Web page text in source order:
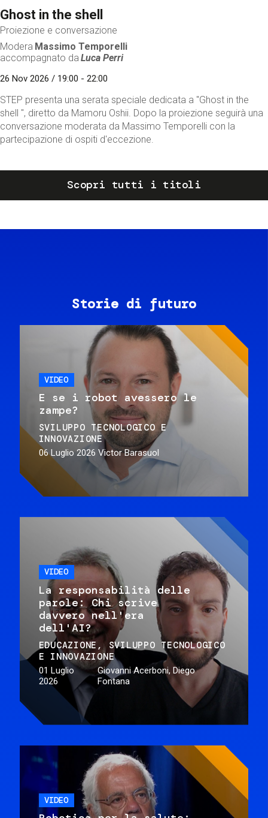
Ghost in the shell
Proiezione e conversazione
Modera Massimo Temporelli
accompagnato da Luca Perri
26 Nov 2026 / 19:00 - 22:00
STEP presenta una serata speciale dedicata a "Ghost in the
shell ", diretto da Mamoru Oshii. Dopo la proiezione seguirà una
conversazione moderata da Massimo Temporelli con la
partecipazione di ospiti d'eccezione.
Scopri tutti i titoli
Storie di futuro
VIDEO
E se i robot avessero le
zampe?
SVILUPPO TECNOLOGICO E
INNOVAZIONE
06 Luglio 2026 Victor Barasuol
VIDEO
La responsabilità delle
parole: Chi scrive
davvero nell'era
dell'AI?
EDUCAZIONE
SVILUPPO TECNOLOGICO
E INNOVAZIONE
01 Luglio
2026
Giovanni Acerboni, Diego
Fontana
VIDEO